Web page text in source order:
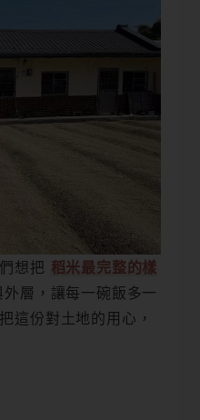
想把 稻米最完整的樣
層，讓每一碗飯多一
這份對土地的用心，